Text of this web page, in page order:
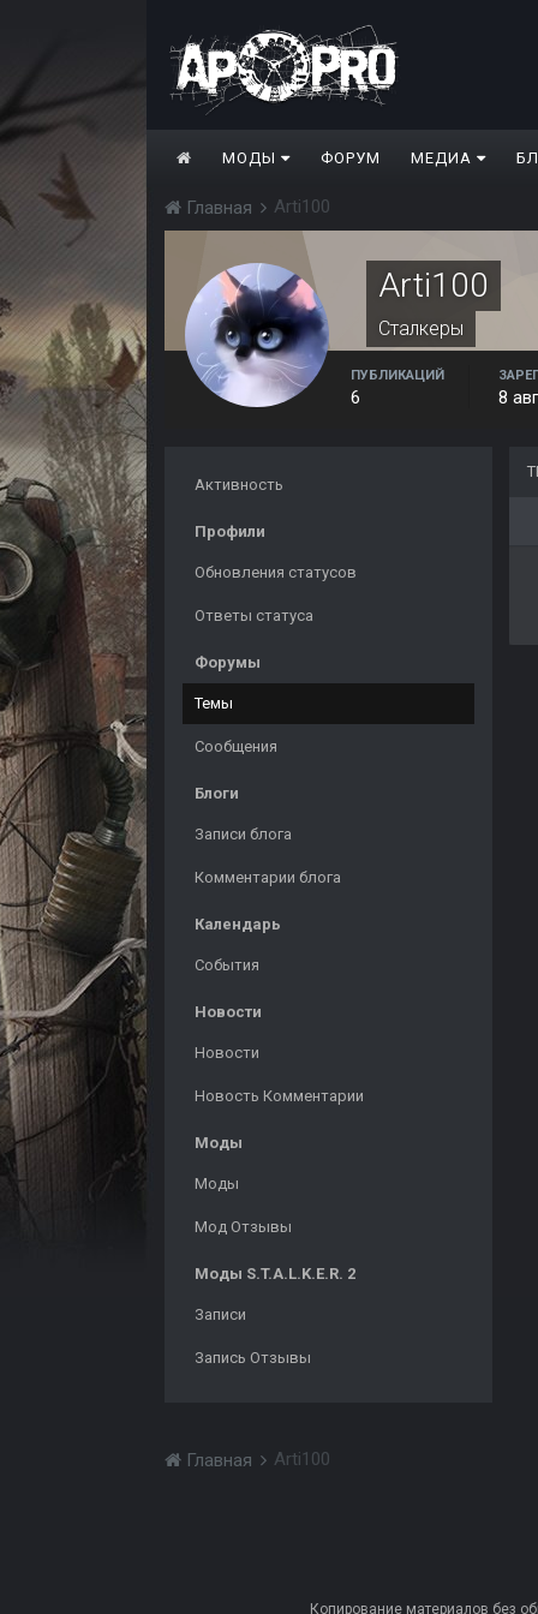
МОДЫ ФОРУМ МЕДИА
Главная Arti100
Arti100
Сталкеры
ПУБЛИКАЦИЙ
6 8
Активность
Профили
Обновления статусов
Ответы статуса
Форумы
Темы
Сообщения
Блоги
Записи блога
Комментарии блога
Календарь
События
Новости
Новости
Новость Комментарии
Моды
Моды
Мод Отзывы
Моды S.T.A.L.K.E.R. 2
Записи
Запись Отзывы
Главная Arti100
Копирование материалов без